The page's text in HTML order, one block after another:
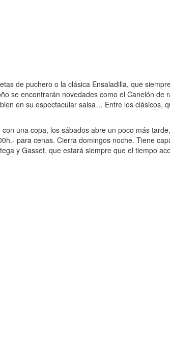
de puchero o la clásica Ensaladilla, que
se encontrarán novedades como el Canelón de
en su espectacular salsa… Entre los clásicos,
una copa, los sábados abre un poco más
para cenas. Cierra domingos noche. Tiene
y Gasset, que estará siempre que el tiempo